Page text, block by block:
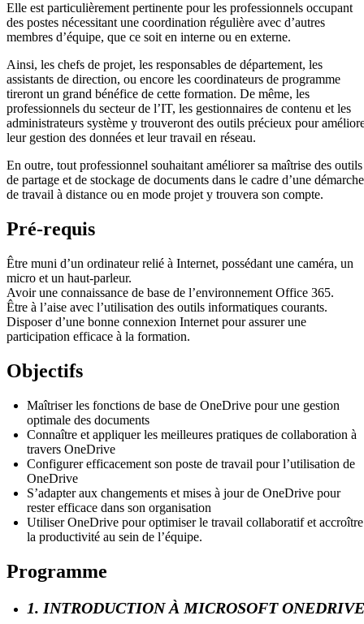
Elle est particulièrement pertinente pour les professionnels occupant
des postes nécessitant une coordination régulière avec d’autres
membres d’équipe, que ce soit en interne ou en externe.
Ainsi, les chefs de projet, les responsables de département, les
assistants de direction, ou encore les coordinateurs de programme
tireront un grand bénéfice de cette formation. De même, les
professionnels du secteur de l’IT, les gestionnaires de contenu et les
administrateurs système y trouveront des outils précieux pour
leur gestion des données et leur travail en réseau.
En outre, tout professionnel souhaitant améliorer sa maîtrise des outils
de partage et de stockage de documents dans le cadre d’une démarche
de travail à distance ou en mode projet y trouvera son compte.
Pré-requis
Être muni d’un ordinateur relié à Internet, possédant une caméra, un
micro et un haut-parleur.
Avoir une connaissance de base de l’environnement Office 365.
Être à l’aise avec l’utilisation des outils informatiques courants.
Disposer d’une bonne connexion Internet pour assurer une
participation efficace à la formation.
Objectifs
Maîtriser les fonctions de base de OneDrive pour une gestion
optimale des documents
Connaître et appliquer les meilleures pratiques de collaboration à
travers OneDrive
Configurer efficacement son poste de travail pour l’utilisation de
OneDrive
S’adapter aux changements et mises à jour de OneDrive pour
rester efficace dans son organisation
Utiliser OneDrive pour optimiser le travail collaboratif et accroître
la productivité au sein de l’équipe.
Programme
1. INTRODUCTION À MICROSOFT ONEDRIVE